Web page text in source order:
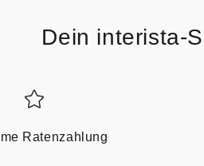
Dein interista-
Ratenzahlung